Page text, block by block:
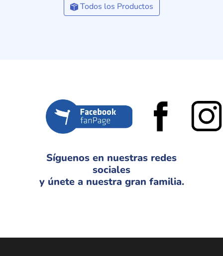
Todos los Productos
Síguenos en nuestras redes
sociales
y únete a nuestra gran familia.